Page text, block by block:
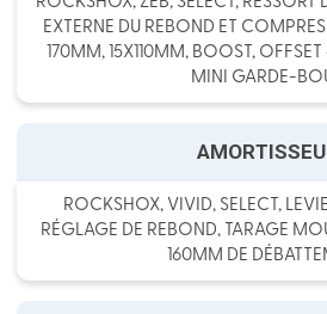
EXTERNE DU REBOND ET
170MM, 15X110MM, BOOST,
MINI GARDE-
ROCKSHOX, VIVID, SELECT,
RÉGLAGE DE REBOND, TARAGE
160MM DE